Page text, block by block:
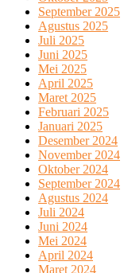
September 2025
Agustus 2025
Juli 2025
Juni 2025
Mei 2025
April 2025
Maret 2025
Februari 2025
Januari 2025
Desember 2024
November 2024
Oktober 2024
September 2024
Agustus 2024
Juli 2024
Juni 2024
Mei 2024
April 2024
Maret 2024